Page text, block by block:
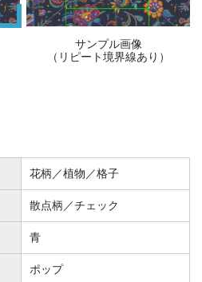
サンプル画像
（リピート境界線あり）
花柄／植物／格子
散点柄／チェック
青
ポップ